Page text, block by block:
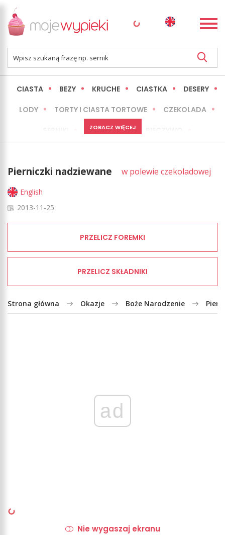
CIASTA BEZY KRUCHE CIASTKA DESERY
LODY TORTY I CIASTA TORTOWE CZEKOLADA
MINI WYPIEKI
LŻEJSZE / ZDROWSZE INNE
ZOBACZ WIĘCEJ
Pierniczki nadziewane w polewie czekoladowej
English
2013-11-25
PRZELICZ FOREMKI
PRZELICZ SKŁADNIKI
Strona główna Okazje Boże Narodzenie
ad
Nie wygaszaj ekranu